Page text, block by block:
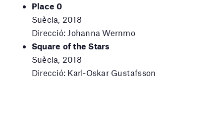
Place 0
Suècia, 2018
Direcció: Johanna Wernmo
Square of the Stars
Suècia, 2018
Direcció: Karl-Oskar Gustafsson